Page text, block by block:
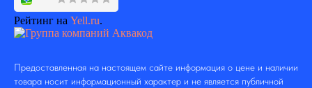
Рейтинг на Yell.ru.
Предоставленная на настоящем сайте информация о цене и наличии
товара носит информационный характер и не является публичной